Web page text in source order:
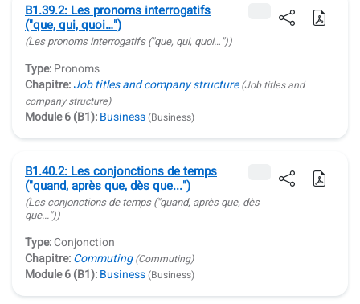
B1.39.2: Les pronoms interrogatifs
("que, qui, quoi…")
(Les pronoms interrogatifs("que, qui, quoi…"))
Type:Pronoms
Chapitre:Job titles and company structure (Job titles and
company structure)
Module 6 (B1):Business(Business)
B1.40.2: Les conjonctions de temps
("quand, après que, dès que...")
(Les conjonctions de temps("quand, après que, dès
que..."))
Type:Conjonction
Chapitre:Commuting (Commuting)
Module 6 (B1):Business(Business)